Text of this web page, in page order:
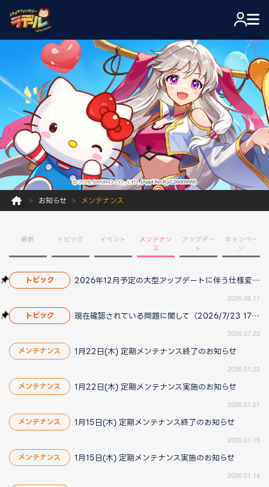
お知らせ メンテナンス
最新 トピック イベント
メンテナン
ス
アップデー
ト
キャンペー
ン
トピック 2026年12月予定の大型アップデートに伴う仕様変更のお知らせ
2026.06.17
トピック 現在確認されている問題に関して（2026/7/23 17:00更新）
2026.07.23
メンテナンス 1月22日(木) 定期メンテナンス終了のお知らせ
2026.01.22
メンテナンス 1月22日(木) 定期メンテナンス実施のお知らせ
2026.01.21
メンテナンス 1月15日(木) 定期メンテナンス終了のお知らせ
2026.01.15
メンテナンス 1月15日(木) 定期メンテナンス実施のお知らせ
2026.01.14